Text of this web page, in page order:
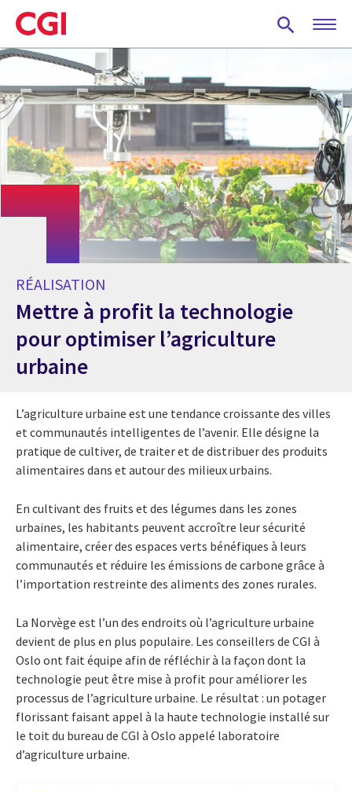
Skip
to
main
content
RÉALISATION
Mettre à profit la technologie
pour optimiser l’agriculture
urbaine
L’agriculture urbaine est une tendance croissante des villes
et communautés intelligentes de l’avenir. Elle désigne la
pratique de cultiver, de traiter et de distribuer des produits
alimentaires dans et autour des milieux urbains.
En cultivant des fruits et des légumes dans les zones
urbaines, les habitants peuvent accroître leur sécurité
alimentaire, créer des espaces verts bénéfiques à leurs
communautés et réduire les émissions de carbone grâce à
l’importation restreinte des aliments des zones rurales.
La Norvège est l’un des endroits où l’agriculture urbaine
devient de plus en plus populaire. Les conseillers de CGI à
Oslo ont fait équipe afin de réfléchir à la façon dont la
technologie peut être mise à profit pour améliorer les
processus de l’agriculture urbaine. Le résultat : un potager
florissant faisant appel à la haute technologie installé sur
le toit du bureau de CGI à Oslo appelé laboratoire
d’agriculture urbaine.